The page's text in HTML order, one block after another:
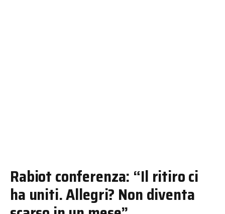
Rabiot conferenza: “Il ritiro ci
ha uniti. Allegri? Non diventa